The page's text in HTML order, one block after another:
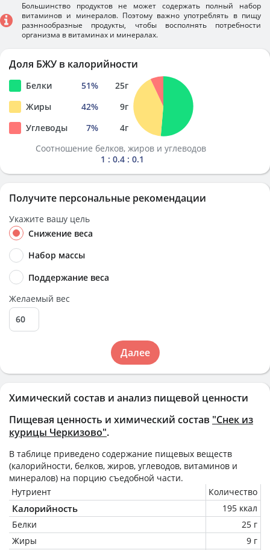
Химический состав и анализ пищевой ценности
Пищевая ценность и химический состав "Снек из
курицы Черкизово".
В таблице приведено содержание пищевых веществ
(калорийности, белков, жиров, углеводов, витаминов и
минералов) на порцию съедобной части.
Нутриент
Количество
Калорийность
195 ккал
Белки
25 г
Жиры
9 г
Большинство продуктов не может содержать полный набор
витаминов и минералов. Поэтому важно употреблять в пищу
разннообразные продукты, чтобы восполнять потребности
организма в витаминах и минералах.
Доля БЖУ в калорийности
Белки 51% 25г
Жиры
42% 9г
Углеводы
7% 4г
Соотношение белков, жиров и углеводов
1 : 0.4 : 0.1
Получите персональные рекомендации
Укажите вашу цель
Снижение веса
Набор массы
Поддержание веса
Желаемый вес
Далее